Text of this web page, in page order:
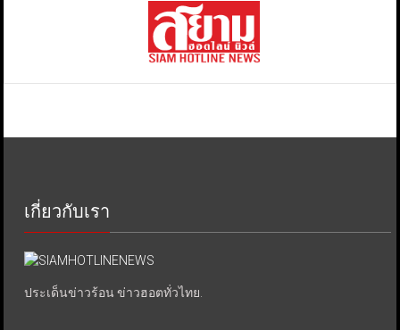
เกี่ยวกับเรา
ประเด็นข่าวร้อน ข่าวฮอตทั่วไทย.